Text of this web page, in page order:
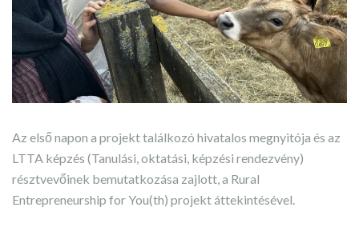
Az első napon a projekt találkozó hivatalos megnyitója és az
LTTA képzés (Tanulási, oktatási, képzési rendezvény)
résztvevőinek bemutatkozása zajlott, a Rural
Entrepreneurship for You(th) projekt áttekintésével.